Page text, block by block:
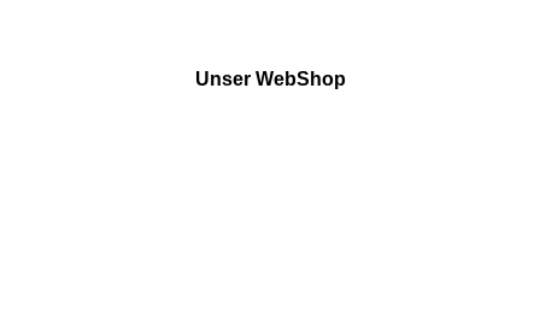
Unser WebShop